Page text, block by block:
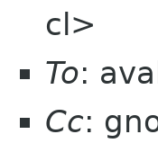
cl>
To:
Cc: